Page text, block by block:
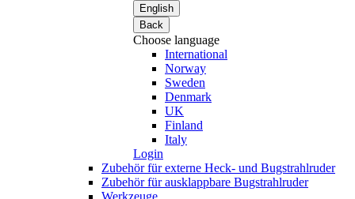
English
Back
Choose language
International
Norway
Sweden
Denmark
UK
Finland
Italy
Login
Zubehör für externe Heck- und Bugstrahlruder
Zubehör für ausklappbare Bugstrahlruder
Werkzeuge